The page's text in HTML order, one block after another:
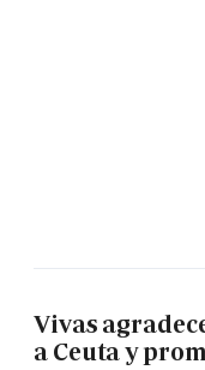
Vivas
a Ceuta y